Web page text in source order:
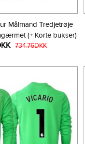
Målmand Tredjetrøje
(+ Korte bukser)
734.76DKK